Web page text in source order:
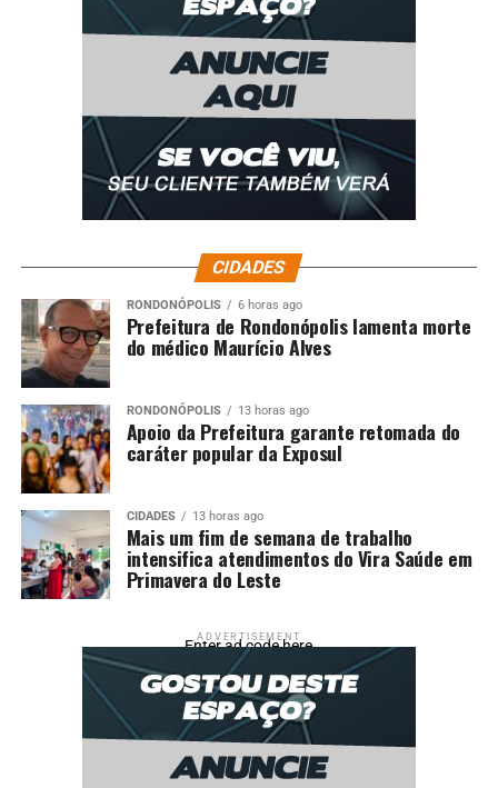
CIDADES
RONDONÓPOLIS 6 horas ago
Prefeitura de Rondonópolis lamenta morte
do médico Maurício Alves
RONDONÓPOLIS 13 horas ago
Apoio da Prefeitura garante retomada do
caráter popular da Exposul
CIDADES 13 horas ago
Mais um fim de semana de trabalho
intensifica atendimentos do Vira Saúde em
Primavera do Leste
ADVERTISEMENT
Enter ad code here